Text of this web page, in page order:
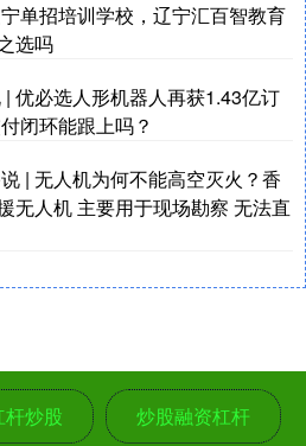
单招培训学校，辽宁汇百智教育
选吗
优必选人形机器人再获1.43亿订
闭环能跟上吗？
| 无人机为何不能高空灭火？香
无人机 主要用于现场勘察 无法直
炒股 炒股融资杠杆